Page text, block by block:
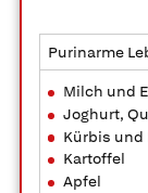
Purinarme
Milch und
Joghurt,
Kürbis und
Kartoffel
Apfel